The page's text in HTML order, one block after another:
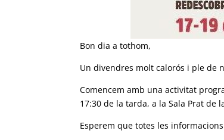
Bon dia a tothom,
Un divendres molt calorós i ple de
Comencem amb una activitat
17:30 de la tarda, a la Sala Prat de
Esperem que totes les